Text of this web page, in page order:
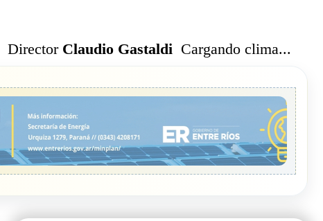
Director Claudio Gastaldi Cargando clima...